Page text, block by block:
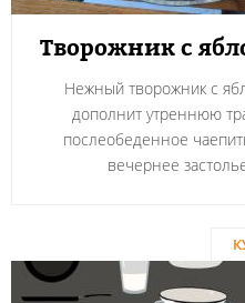
Творожник с
Нежный творожник с
дополнит утреннюю
послеобеденное
вечернее